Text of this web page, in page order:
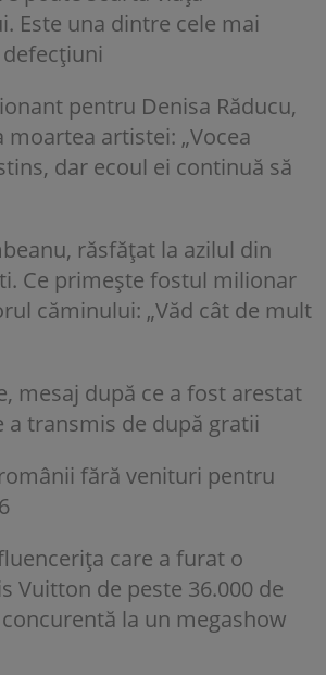
Este una dintre cele mai
pentru Denisa Răducu,
moartea artistei: „Vocea
dar ecoul ei continuă să
răsfățat la azilul din
Ce primește fostul milionar
căminului: „Văd cât de mult
mesaj după ce a fost arestat
a transmis de după gratii
fără venituri pentru
care a furat o
Vuitton de peste 36.000 de
la un megashow